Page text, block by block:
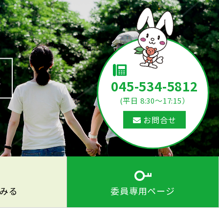
045-534-5812
(平日 8:30～17:15）
お問合せ
る 委員専用ページ